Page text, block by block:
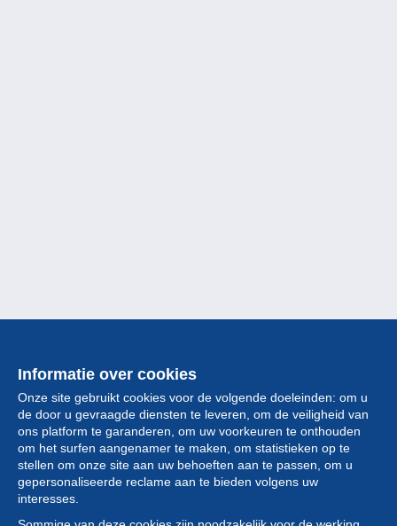
Informatie over cookies
Onze site gebruikt cookies voor de volgende doeleinden: om u
de door u gevraagde diensten te leveren, om de veiligheid van
ons platform te garanderen, om uw voorkeuren te onthouden
om het surfen aangenamer te maken, om statistieken op te
stellen om onze site aan uw behoeften aan te passen, om u
gepersonaliseerde reclame aan te bieden volgens uw
interesses.
Collectie